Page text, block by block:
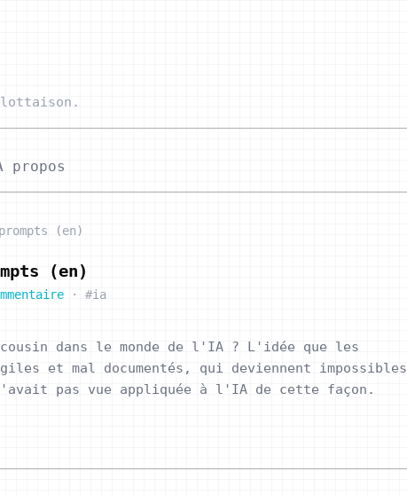
propos
(en)
(en)
· #ia
dans le monde de l'IA ? L'idée que les
et mal documentés, qui deviennent impossibles
pas vue appliquée à l'IA de cette façon.